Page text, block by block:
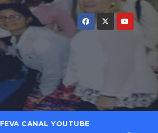
FEVA CANAL YOUTUBE